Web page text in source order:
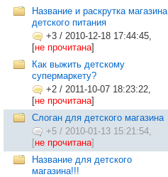
Название и раскрутка магазина
детского питания
+3 / 2010-12-18 17:44:45,
[не прочитана]
Как выжить детскому
супермаркету?
+2 / 2011-10-07 18:23:22,
[не прочитана]
Слоган для детского магазина
+5 / 2010-01-13 15:21:54,
[не прочитана]
Название для детского
магазина!!!